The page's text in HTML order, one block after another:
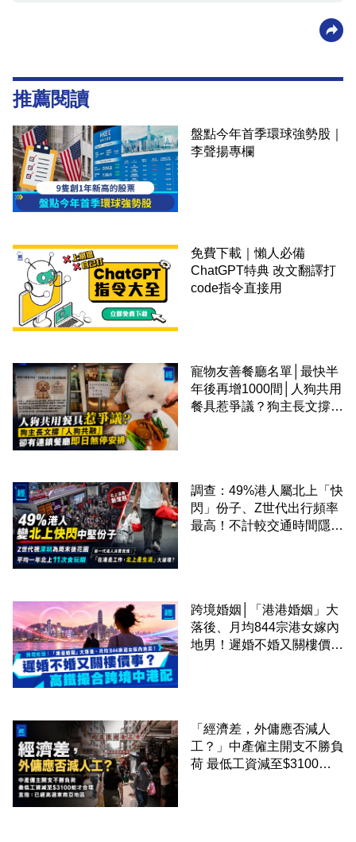
推薦閱讀
盤點今年首季環球強勢股｜
李聲揚專欄
免費下載｜懶人必備
ChatGPT特典 改文翻譯打
code指令直接用
寵物友善餐廳名單│最快半
年後再增1000間│人狗共用
餐具惹爭議？狗主長文撐
調查：49%港人屬北上「快
閃」份子、Z世代出行頻率
最高！不計較交通時間隱形
跨境婚姻│「港港婚姻」大
落後、月均844宗港女嫁內
地男！遲婚不婚又關樓價
「經濟差，外傭應否減人
工？」中產僱主開支不勝負
荷 最低工資減至$3100蚊